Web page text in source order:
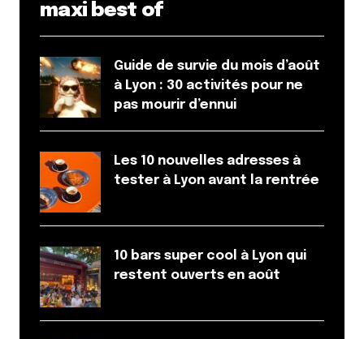
maxi best of
Guide de survie du mois d’août
à Lyon : 30 activités pour ne
pas mourir d’ennui
Les 10 nouvelles adresses à
tester à Lyon avant la rentrée
10 bars super cool à Lyon qui
restent ouverts en août